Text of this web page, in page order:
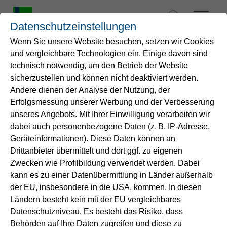
springen
Startseite
Wasser
Service
Energie
B2B-Lösungen
Unternehmen
Gemeinsam Lösungen für
die nachhaltige
Entwicklung von Städten
und Kommunen entwickeln
Rund 77,5 % der deutschen Gesamtbevölkerung
lebt in Städten und damit in dicht und mittelstark
besiedelten Gebieten (Statista Juni 2022). 30 %
unserer 83,1 Millionen Einwohner*innen leben in
Großstädten mit mehr als 100.000 Einwohnern,
Datenschutzeinstellungen
Wenn Sie unsere Website besuchen, setzen wir Cookies
und vergleichbare Technologien ein. Einige davon sind
technisch notwendig, um den Betrieb der Website
sicherzustellen und können nicht deaktiviert werden.
Andere dienen der Analyse der Nutzung, der
Erfolgsmessung unserer Werbung und der Verbesserung
unseres Angebots. Mit Ihrer Einwilligung verarbeiten wir
dabei auch personenbezogene Daten (z. B. IP-Adresse,
Geräteinformationen). Diese Daten können an
Drittanbieter übermittelt und dort ggf. zu eigenen
Zwecken wie Profilbildung verwendet werden. Dabei
kann es zu einer Datenübermittlung in Länder außerhalb
der EU, insbesondere in die USA, kommen. In diesen
Ländern besteht kein mit der EU vergleichbares
Datenschutzniveau. Es besteht das Risiko, dass
Behörden auf Ihre Daten zugreifen und diese zu